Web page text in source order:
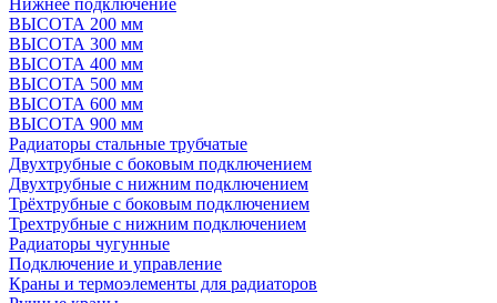
ВЫСОТА 200 мм
ВЫСОТА 300 мм
ВЫСОТА 400 мм
ВЫСОТА 500 мм
ВЫСОТА 600 мм
ВЫСОТА 900 мм
Радиаторы стальные трубчатые
Двухтрубные с боковым подключением
Двухтрубные с нижним подключением
Трёхтрубные с боковым подключением
Трехтрубные с нижним подключением
Радиаторы чугунные
Подключение и управление
Краны и термоэлементы для радиаторов